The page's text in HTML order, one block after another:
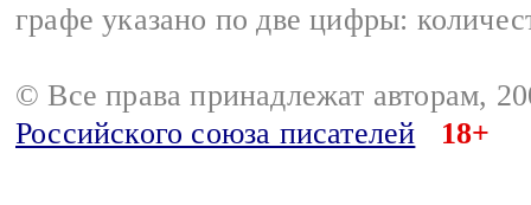
графе указано по две цифры:
© Все права принадлежат авторам,
Российского союза писателей
18+